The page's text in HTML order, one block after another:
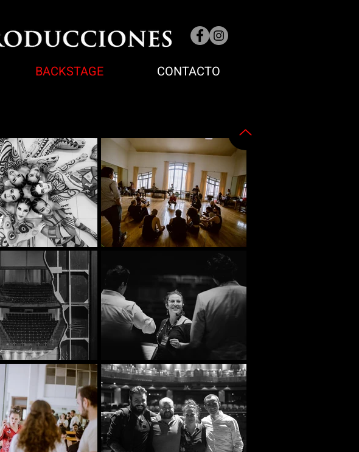
BACKSTAGE CONTACTO